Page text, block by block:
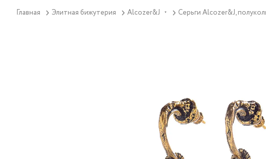
Главная Элитная бижутерия Alcozer&J ▼ Серьги Alcozer&J,